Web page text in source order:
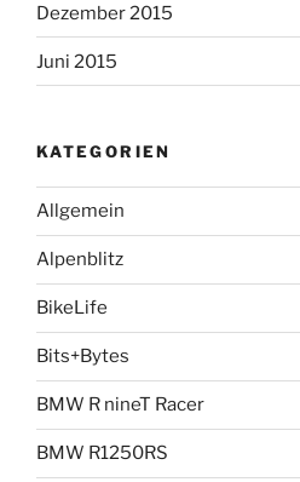
Dezember 2015
Juni 2015
KATEGORIEN
Allgemein
Alpenblitz
BikeLife
Bits+Bytes
BMW R nineT Racer
BMW R1250RS